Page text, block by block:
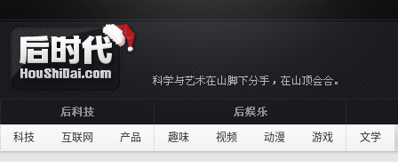
科技 互联网 产品 趣味 视频 动漫 游戏 文学